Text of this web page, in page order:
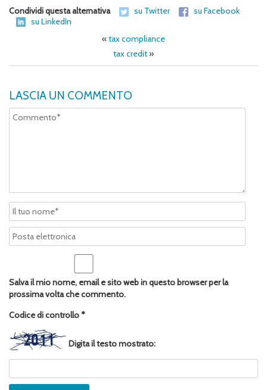
Condividi questa alternativa su Twitter
su Facebook
su LinkedIn
«tax compliance
tax credit»
LASCIA UN COMMENTO
Salva il mio nome, email e sito web in questo browser per la
prossima volta che commento.
Codice di controllo*
Digita il testo mostrato: